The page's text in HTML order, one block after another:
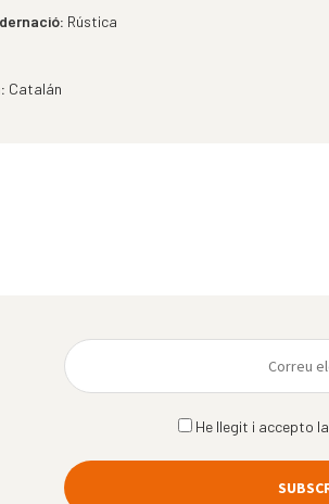
Rústica
Catalán
He llegit i accepto la